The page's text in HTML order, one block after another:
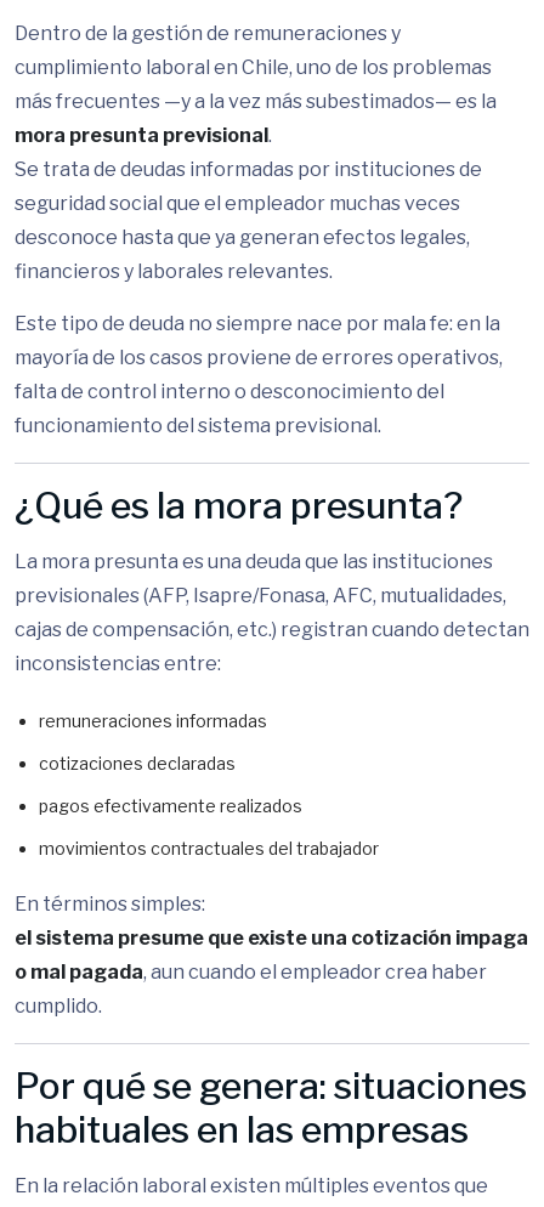
Dentro de la gestión de remuneraciones y
cumplimiento laboral en Chile, uno de los problemas
más frecuentes —y a la vez más subestimados— es la
mora presunta previsional.
Se trata de deudas informadas por instituciones de
seguridad social que el empleador muchas veces
desconoce hasta que ya generan efectos legales,
financieros y laborales relevantes.
Este tipo de deuda no siempre nace por mala fe: en la
mayoría de los casos proviene de errores operativos,
falta de control interno o desconocimiento del
funcionamiento del sistema previsional.
¿Qué es la mora presunta?
La mora presunta es una deuda que las instituciones
previsionales (AFP, Isapre/Fonasa, AFC, mutualidades,
cajas de compensación, etc.) registran cuando detectan
inconsistencias entre:
remuneraciones informadas
cotizaciones declaradas
pagos efectivamente realizados
movimientos contractuales del trabajador
En términos simples:
el sistema presume que existe una cotización impaga
o mal pagada, aun cuando el empleador crea haber
cumplido.
Por qué se genera: situaciones
habituales en las empresas
En la relación laboral existen múltiples eventos que